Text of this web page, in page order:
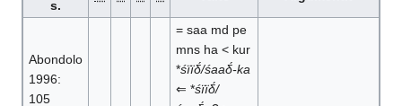
s.
Abondolo
1996:
105
= saa md pe
mns ha < kur
*śïïδ́/śaaδ́-ka
⇐ *śïïδ́/